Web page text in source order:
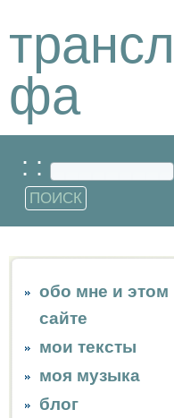
фа
: :
обо мне и этом
сайте
мои тексты
моя музыка
блог